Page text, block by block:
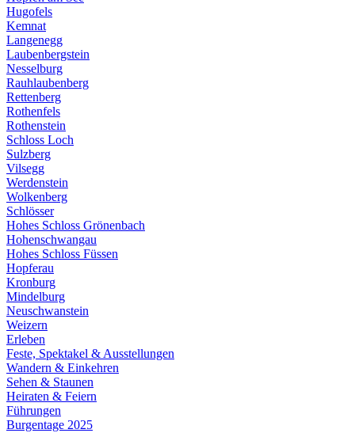
Hugofels
Kemnat
Langenegg
Laubenbergstein
Nesselburg
Rauhlaubenberg
Rettenberg
Rothenfels
Rothenstein
Schloss Loch
Sulzberg
Vilsegg
Werdenstein
Wolkenberg
Schlösser
Hohes Schloss Grönenbach
Hohenschwangau
Hohes Schloss Füssen
Hopferau
Kronburg
Mindelburg
Neuschwanstein
Weizern
Erleben
Feste, Spektakel & Ausstellungen
Wandern & Einkehren
Sehen & Staunen
Heiraten & Feiern
Führungen
Burgentage 2025